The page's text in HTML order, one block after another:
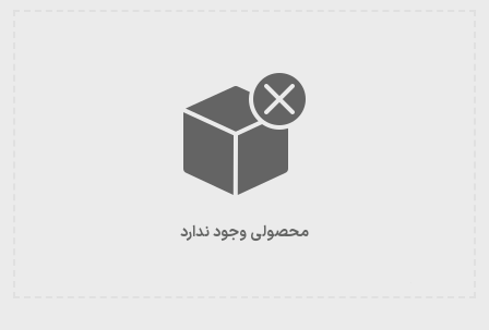
محصولی وجود ندارد